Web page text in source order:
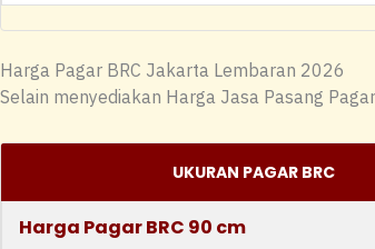
Harga Pagar BRC Jakarta Lembaran 2026
Selain menyediakan Harga Jasa Pasang
UKURAN PAGAR BRC
Harga Pagar BRC 90 cm